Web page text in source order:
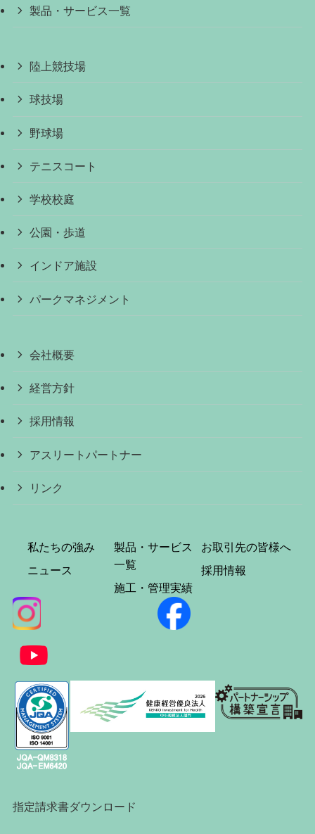
製品・サービス一覧
陸上競技場
球技場
野球場
テニスコート
学校校庭
公園・歩道
インドア施設
パークマネジメント
会社概要
経営方針
採用情報
アスリートパートナー
リンク
私たちの強み
ニュース
製品・サービス
一覧
施工・管理実績
お取引先の皆様へ
採用情報
指定請求書ダウンロード